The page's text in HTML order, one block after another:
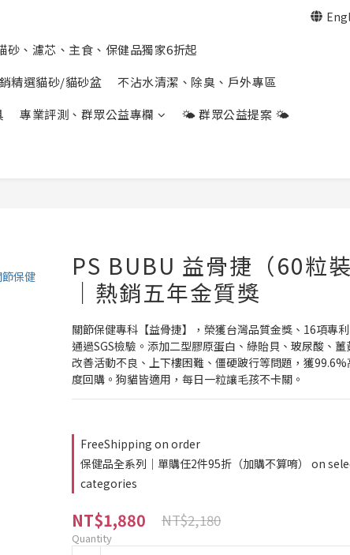
砂、濾芯、主食、保健品獨家6折起
精選貓砂/貓砂盆
不沾水清潔、除臭、戶外專區
專業評測、群眾公益專欄
🌤️ 群眾公益提案 🌤️
PS BUBU 益骨捷（60粒裝
｜熱銷五年金質獎
關節保健專科【益骨捷】，榮獲台灣品質金獎、16項專利
通過SGS檢驗。添加二型膠原蛋白、綠貽貝、玻尿酸、薑
改善活動不良、上下樓困難、僵硬跛行等問題，獲99.6%
度回購。狗貓皆適用，每日一粒讓毛孩不卡關。
FreeShipping on order
保健品全系列｜單購任2件95折（加購不算唷） on
categories
NT$1,880 NT$2,180
Quantity